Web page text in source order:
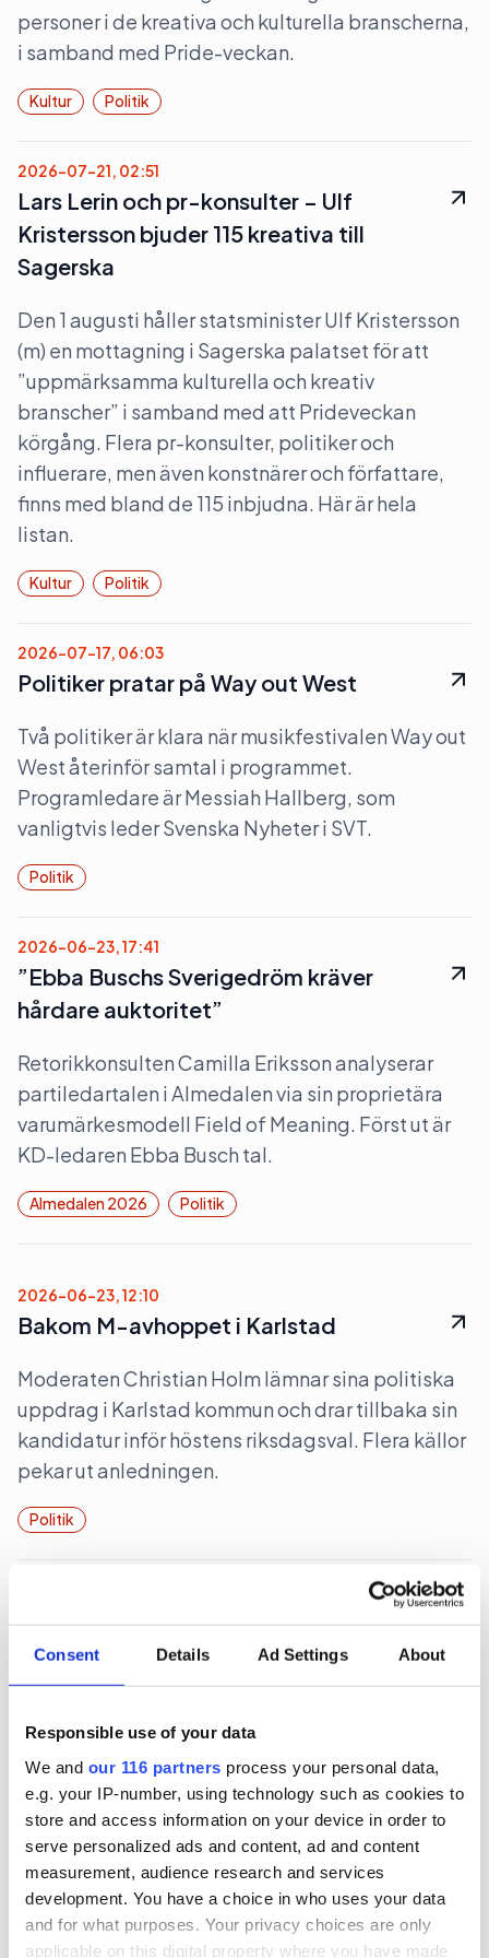
Consent Details Ad Settings About
Responsible use of your data
We and our 116 partners process your personal data,
e.g. your IP-number, using technology such as cookies to
store and access information on your device in order to
serve personalized ads and content, ad and content
measurement, audience research and services
development. You have a choice in who uses your data
and for what purposes. Your privacy choices are only
applicable on this digital property where you have made
personer i de kreativa och kulturella branscherna,
i samband med Pride-veckan.
Kultur Politik
2026-07-21, 02:51
Lars Lerin och pr-konsulter – Ulf
Kristersson bjuder 115 kreativa till
Sagerska
Den 1 augusti håller statsminister Ulf Kristersson
(m) en mottagning i Sagerska palatset för att
”uppmärksamma kulturella och kreativ
branscher” i samband med att Prideveckan
körgång. Flera pr-konsulter, politiker och
influerare, men även konstnärer och författare,
finns med bland de 115 inbjudna. Här är hela
listan.
Kultur Politik
2026-07-17, 06:03
Politiker pratar på Way out West
Två politiker är klara när musikfestivalen Way out
West återinför samtal i programmet.
Programledare är Messiah Hallberg, som
vanligtvis leder Svenska Nyheter i SVT.
Politik
2026-06-23, 17:41
”Ebba Buschs Sverigedröm kräver
hårdare auktoritet”
Retorikkonsulten Camilla Eriksson analyserar
partiledartalen i Almedalen via sin proprietära
varumärkesmodell Field of Meaning. Först ut är
KD-ledaren Ebba Busch tal.
Almedalen 2026 Politik
2026-06-23, 12:10
Bakom M-avhoppet i Karlstad
Moderaten Christian Holm lämnar sina politiska
uppdrag i Karlstad kommun och drar tillbaka sin
kandidatur inför höstens riksdagsval. Flera källor
pekar ut anledningen.
Politik
Regeringens nya filmpolitik sågas
Regeringen har knappt presenterat sin
filmland”, förrän den sågas.
2026-06-22, 06:28
Magdalena Andersson (s)
turistkampanjar